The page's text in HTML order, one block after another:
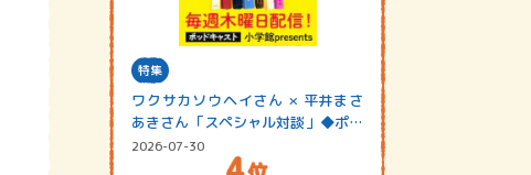
特集
ワクサカソウヘイさん × 平井まさ
あきさん「スペシャル対談」◆ポッ
ドキャスト…
2026-07-30